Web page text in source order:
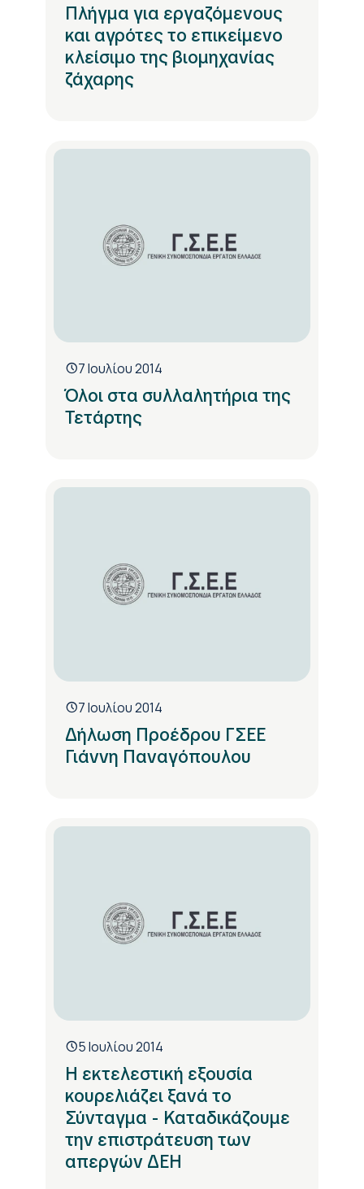
Πλήγμα για εργαζόμενους
και αγρότες το επικείμενο
κλείσιμο της βιομηχανίας
ζάχαρης
7 Ιουλίου 2014
Όλοι στα συλλαλητήρια της
Τετάρτης
7 Ιουλίου 2014
Δήλωση Προέδρου ΓΣΕΕ
Γιάννη Παναγόπουλου
5 Ιουλίου 2014
Η εκτελεστική εξουσία
κουρελιάζει ξανά το
Σύνταγμα - Καταδικάζουμε
την επιστράτευση των
απεργών ΔΕΗ